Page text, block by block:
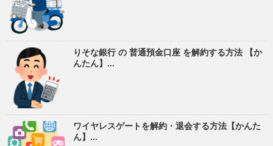
りそな銀行 の 普通預金口座 を解約する方法 【か
んたん】...
ワイヤレスゲートを解約・退会する方法【かんた
ん】...